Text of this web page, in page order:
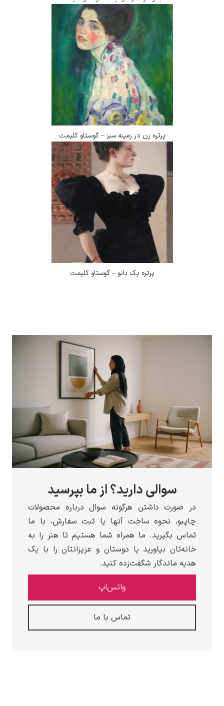
پرتره زن در زمینه سبز – گوستاو کلیمت
پرتره یک بانو – گوستاو کلیمت
دارید؟ از ما بپرسید
داشتن هرگونه سوال درباره محصولات
ساخت آنها یا ثبت سفارش، با ما
ما همراه شما هستیم تا هنر را به
یا دوستان و عزیزانتان را با یک
شگفت‌زده کنید.